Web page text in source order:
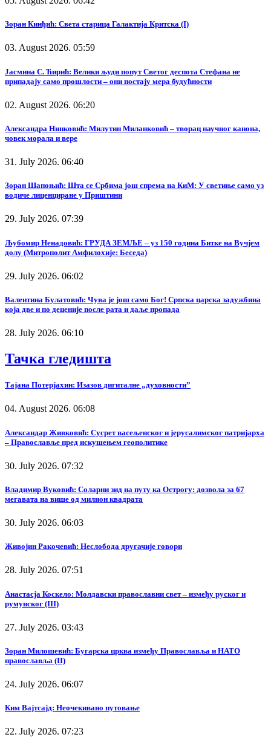
Зоран Кинђић: Света старица Галактија Критска (I)
03. August 2026. 05:59
Јасмина С. Ћирић: Велики људи попут Светог деспота Стефана не
припадају само прошлости – они постају мера будућности
02. August 2026. 06:20
Александра Нинковић: Милутин Миланковић – творац научног канона,
човек морала и вере
31. July 2026. 06:40
Зоран Шапоњић: Шта се Србима још спрема на КиМ: У светиње само уз
водиче лиценциране у Приштини
29. July 2026. 07:39
Љубомир Ненадовић: ГРУДА ЗЕМЉЕ – уз 150 година Битке на Вучјем
долу (Митрополит Амфилохије: Беседа)
29. July 2026. 06:02
Валентина Булатовић: Чува је још само Бог! Српска царска задужбина
која две и по деценије после рата и даље пропада
28. July 2026. 06:10
Тачка гледишта
Тајана Потерјахин: Изазов дигиталне „духовности”
04. August 2026. 06:08
Александар Живковић: Сусрет васељенског и јерусалимског патријарха
– Православље пред искушењем геополитике
30. July 2026. 07:32
Владимир Вуковић: Соларни зид на путу ка Острогу: дозвола за 67
мегавата на више од милион квадрата
30. July 2026. 06:03
Живојин Ракочевић: Неслобода другачије говори
28. July 2026. 07:51
Анастасја Коскело: Молдавски православни свет – између руског и
румунског (III)
27. July 2026. 03:43
Зоран Милошевић: Бугарска црква између Православља и НАТО
православља (II)
24. July 2026. 06:07
Ким Вајтсајд: Неочекивано путовање
22. July 2026. 07:23